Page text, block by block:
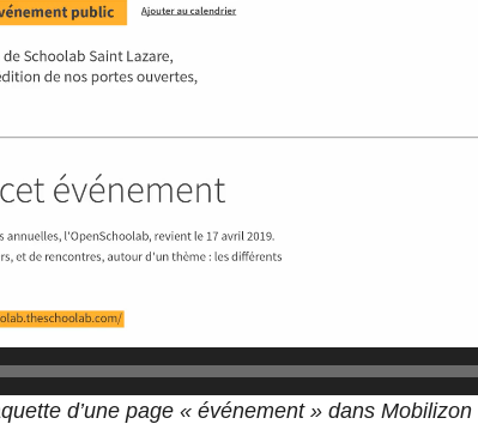
d’une page « événement » dans Mobilizon